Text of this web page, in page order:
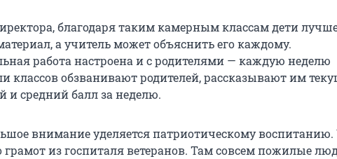
благодаря таким камерным классам дети
а учитель может объяснить его каждому.
работа настроена и с родителями — каждую неделю
классов обзванивают родителей, рассказывают им
и средний балл за неделю.
внимание уделяется патриотическому воспитанию.
грамот из госпиталя ветеранов. Там совсем пожилые